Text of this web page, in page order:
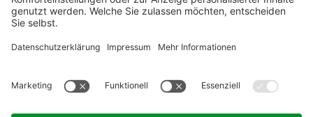
Niederstätter AG
Standorte
Nützliche Links